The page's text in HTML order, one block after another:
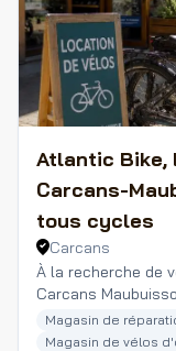
Atlantic Bike,
Carcans-
tous cycles
Carcans
À la recherche de
Carcans
large gamme de
des vélos
Magasin de
Magasin de vélos